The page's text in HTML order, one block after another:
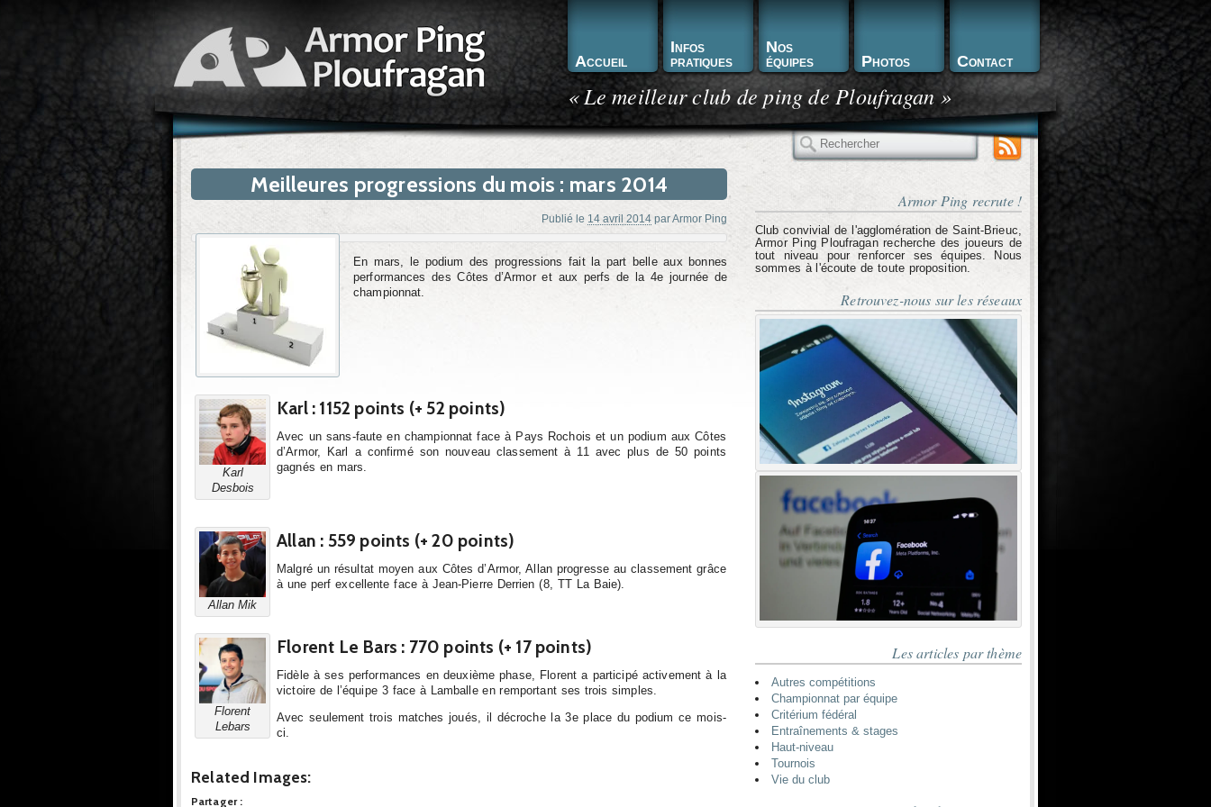
« Le meilleur club de ping de Ploufragan »
Accueil
Infos
pratiques
Nos
équipes
Photos Contact
Rechercher
Meilleures progressions du mois : mars 2014
Publié le 14 avril 2014 parArmor Ping
En mars, le podium des progressions fait la part belle aux bonnes
performances des Côtes d’Armor et aux perfs de la 4e journée de
championnat.
Karl
Desbois
Karl : 1152 points (+ 52 points)
Avec un sans-faute en championnat face à Pays Rochois et un podium aux Côtes
d’Armor, Karl a confirmé son nouveau classement à 11 avec plus de 50 points
gagnés en mars.
Allan Mik
Allan : 559 points (+ 20 points)
Malgré un résultat moyen aux Côtes d’Armor, Allan progresse au classement grâce
à une perf excellente face à Jean-Pierre Derrien (8, TT La Baie).
Florent
Lebars
Florent Le Bars : 770 points (+ 17 points)
Fidèle à ses performances en deuxième phase, Florent a participé activement à la
victoire de l’équipe 3 face à Lamballe en remportant ses trois simples.
Avec seulement trois matches joués, il décroche la 3e place du podium ce mois-
ci.
Related Images:
Partager :
Armor Ping recrute !
Club convivial de l'agglomération de Saint-Brieuc,
Armor Ping Ploufragan recherche des joueurs de
tout niveau pour renforcer ses équipes. Nous
sommes à l'écoute de toute proposition.
Retrouvez-nous sur les réseaux
Les articles par thème
Autres compétitions
Championnat par équipe
Critérium fédéral
Entraînements & stages
Haut-niveau
Tournois
Vie du club